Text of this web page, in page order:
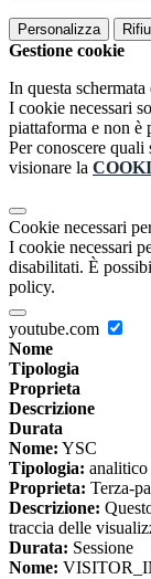
Personalizza
Gestione cookie
In questa
I cookie necessari
piattaforma e non è
Per conoscere
visionare la
Cookie necessari
I cookie necessari
disabilitati. È
policy.
youtube.com
Nome
Tipologia
Proprieta
Descrizione
Durata
Nome: YSC
Tipologia: analitico
Proprieta: Terza-
Descrizione:
traccia delle
Durata: Sessione
Nome: